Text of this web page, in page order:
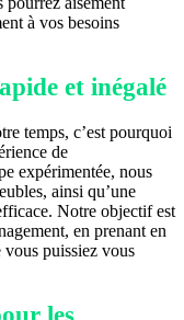
à vos besoins
et inégalé
temps, c’est pourquoi
de
expérimentée, nous
ainsi qu’une
Notre objectif est
en prenant en
vous puissiez vous